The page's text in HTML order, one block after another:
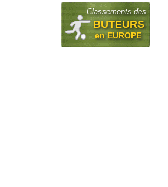
Classements des
BUTEURS
en EUROPE